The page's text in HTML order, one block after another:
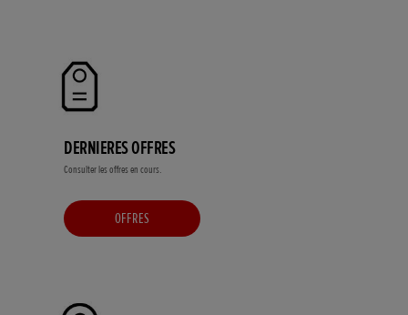
DERNIERES OFFRES
Consulter les offres en cours.
OFFRES